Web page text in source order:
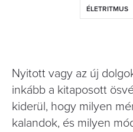
ÉLETRITMUS
Nyitott vagy az új
inkább a kitaposott
kiderül, hogy milyen
kalandok, és milyen